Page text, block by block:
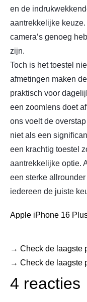
en de
aantrekkelijke
camera’s genoeg
zijn.
Toch is het toestel
afmetingen maken
praktisch voor
een zoomlens doet
ons voelt de
niet als een
een krachtig toestel
aantrekkelijke optie.
een sterke
iedereen de juiste
Apple iPhone 16
→ Check de laagste
→ Check de laagste
4 reacties